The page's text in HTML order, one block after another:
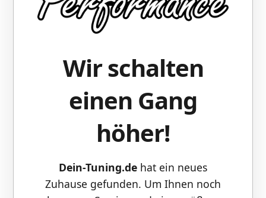
Wir schalten
einen Gang
höher!
Dein-Tuning.de hat ein neues
Zuhause gefunden. Um Ihnen noch